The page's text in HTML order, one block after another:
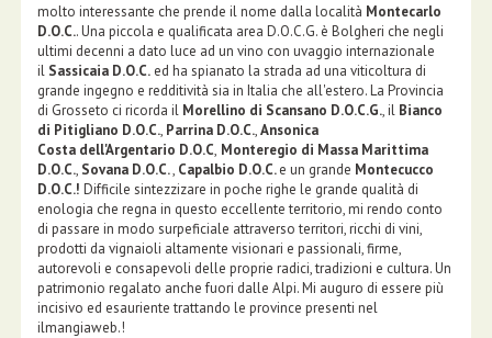
molto interessante che prende il nome dalla località Montecarlo
D.O.C.. Una piccola e qualificata area D.O.C.G. è Bolgheri che negli
ultimi decenni a dato luce ad un vino con uvaggio internazionale
il Sassicaia D.O.C. ed ha spianato la strada ad una viticoltura di
grande ingegno e redditività sia in Italia che all'estero. La Provincia
di Grosseto ci ricorda il Morellino di Scansano D.O.C.G., il Bianco
di Pitigliano D.O.C., Parrina D.O.C.,Ansonica
Costa dell'Argentario D.O.C, Monteregio di Massa Marittima
D.O.C., Sovana D.O.C., Capalbio D.O.C.e un grande Montecucco
D.O.C.! Difficile sintezzizare in poche righe le grande qualità di
enologia che regna in questo eccellente territorio, mi rendo conto
di passare in modo surpeficiale attraverso territori, ricchi di vini,
prodotti da vignaioli altamente visionari e passionali, firme,
autorevoli e consapevoli delle proprie radici, tradizioni e cultura. Un
patrimonio regalato anche fuori dalle Alpi. Mi auguro di essere più
incisivo ed esauriente trattando le province presenti nel
ilmangiaweb.!